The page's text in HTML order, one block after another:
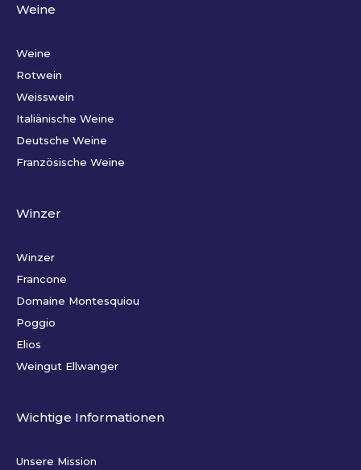
Weine
Weine
Rotwein
Weisswein
Italiänische Weine
Deutsche Weine
Französische Weine
Winzer
Winzer
Francone
Domaine Montesquiou
Poggio
Elios
Weingut Ellwanger
Wichtige Informationen
Unsere Mission